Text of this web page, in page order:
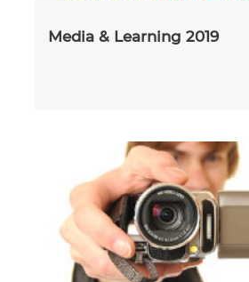
Media & Learning 2019